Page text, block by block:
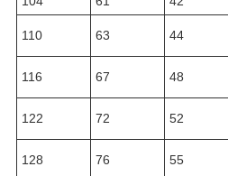
110 63 44
116 67 48
122 72 52
128 76 55